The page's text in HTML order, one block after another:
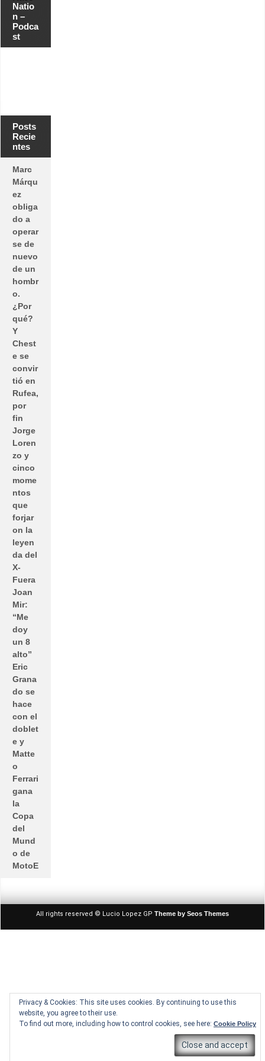
Privacy & Cookies: This site uses cookies. By continuing to use this
website, you agree to their use.
To find out more, including how to control cookies, see here: Cookie Policy
Natio
n –
Podca
st
Posts
Recie
ntes
Marc
Márqu
ez
obliga
do a
operar
se de
nuevo
de un
hombr
o.
¿Por
qué?
Y
Chest
e se
convir
tió en
Rufea,
por
fin
Jorge
Loren
zo y
cinco
mome
ntos
que
forjar
on la
leyen
da del
X-
Fuera
Joan
Mir:
“Me
doy
un 8
alto”
Eric
Grana
do se
hace
con el
doblet
e y
Matte
o
Ferrari
gana
la
Copa
del
Mund
o de
MotoE
All rights reserved © Lucio Lopez GP Theme by Seos Themes